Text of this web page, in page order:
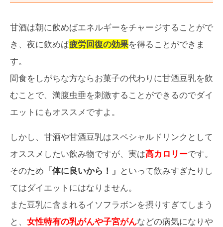
甘酒は朝に飲めばエネルギーをチャージすることがで
き、夜に飲めば疲労回復の効果を得ることができま
す。
間食をしがちな方ならお菓子の代わりに甘酒豆乳を飲
むことで、満腹虫垂を刺激することができるのでダイ
エットにもオススメですよ。
しかし、甘酒や甘酒豆乳はスペシャルドリンクとして
オススメしたい飲み物ですが、実は高カロリーです。
そのため 「体に良いから！」 といって飲みすぎたりし
てはダイエットにはなりません。
また豆乳に含まれるイソフラボンを摂りすぎてしまう
と、 女性特有の乳がんや子宮がんなどの病気になりや